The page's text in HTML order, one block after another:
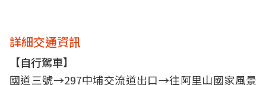
詳細交通資訊
【自行駕車】
國道三號→297中埔交流道出口→往阿里山國家風景